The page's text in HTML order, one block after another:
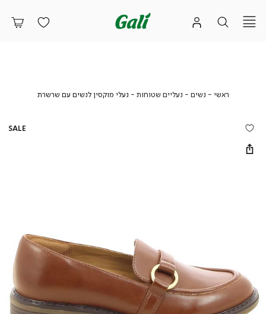
ראשי ראשי
נשים נשים
נעליים שטוחות נעליים
נעלי מוקסין לנשים עם שרשרתנעלי
שרשרת
SALE